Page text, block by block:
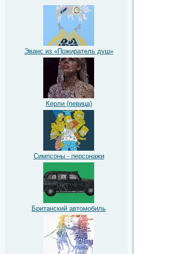
Эванс из «Пожиратель душ»
Керли (певица)
Симпсоны - персонажи
Британский автомобиль